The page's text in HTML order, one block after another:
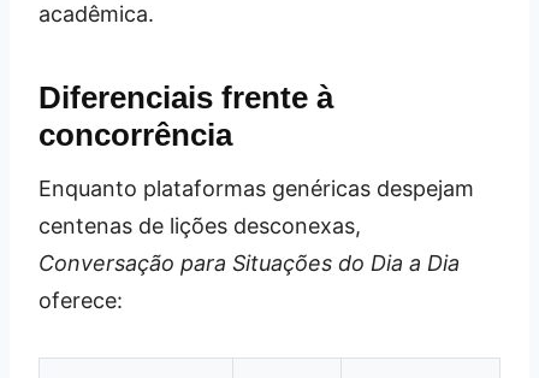
acadêmica.
Diferenciais frente à
concorrência
Enquanto plataformas genéricas despejam
centenas de lições desconexas,
Conversação para Situações do Dia a Dia
oferece: